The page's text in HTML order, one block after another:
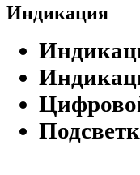
Индикация